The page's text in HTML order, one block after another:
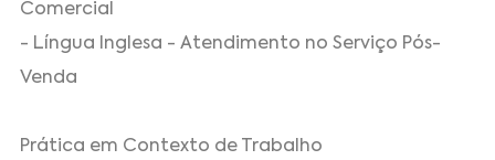
Comercial
- Língua Inglesa - Atendimento no Serviço Pós-
Venda
Prática em Contexto de Trabalho